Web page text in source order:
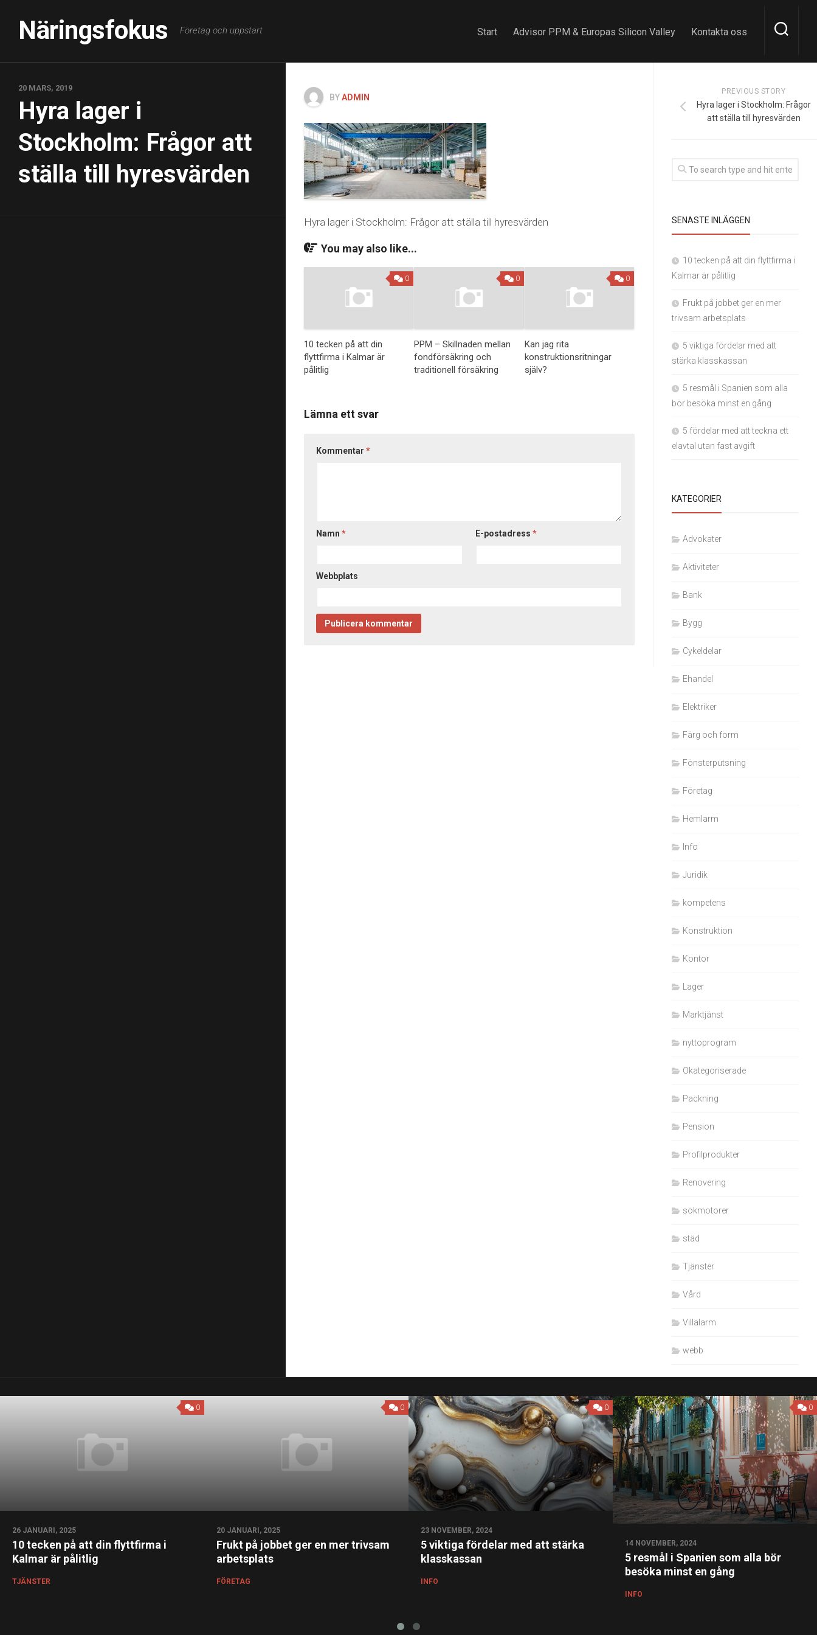
contentNäringsfokus Företag och uppstart Start Advisor PPM & Europas Silicon Valley Kontakta oss
20 MARS, 2019
Hyra lager i
Stockholm: Frågor att
ställa till hyresvärden
BYADMIN
Hyra lager i Stockholm: Frågor att ställa till hyresvärden
You may also like...
0
10 tecken på att din
flyttfirma i Kalmar är
pålitlig
0
PPM – Skillnaden mellan
fondförsäkring och
traditionell försäkring
0
Kan jag rita
konstruktionsritningar
själv?
Lämna ett svar
Kommentar*
Namn* E-postadress*
Webbplats
PREVIOUS STORY
Hyra lager i Stockholm: Frågor
att ställa till hyresvärden
SENASTE INLÄGGEN
10 tecken på att din flyttfirma i
Kalmar är pålitlig
Frukt på jobbet ger en mer
trivsam arbetsplats
5 viktiga fördelar med att
stärka klasskassan
5 resmål i Spanien som alla
bör besöka minst en gång
5 fördelar med att teckna ett
elavtal utan fast avgift
KATEGORIER
Advokater
Aktiviteter
Bank
Bygg
Cykeldelar
Ehandel
Elektriker
Färg och form
Fönsterputsning
Företag
Hemlarm
Info
Juridik
kompetens
Konstruktion
Kontor
Lager
Marktjänst
nyttoprogram
Okategoriserade
Packning
Pension
Profilprodukter
Renovering
sökmotorer
städ
Tjänster
Vård
Villalarm
webb
0
26 JANUARI, 2025
10 tecken på att din flyttfirma i
Kalmar är pålitlig
TJÄNSTER
0
20 JANUARI, 2025
Frukt på jobbet ger en mer trivsam
arbetsplats
FÖRETAG
0
23 NOVEMBER, 2024
5 viktiga fördelar med att stärka
klasskassan
INFO
0
14 NOVEMBER, 2024
5 resmål i Spanien som alla bör
besöka minst en gång
INFO